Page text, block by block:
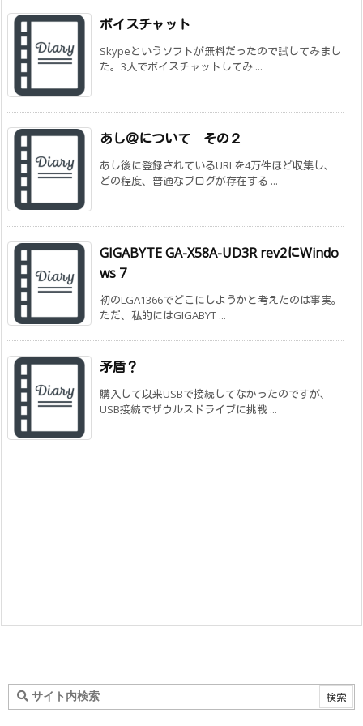
ボイスチャット
Skypeというソフトが無料だったので試してみまし
た。3人でボイスチャットしてみ ...
あし＠について その２
あし後に登録されているURLを4万件ほど収集し、
どの程度、普通なブログが存在する ...
GIGABYTE GA-X58A-UD3R rev2にWindo
ws 7
初のLGA1366でどこにしようかと考えたのは事実。
ただ、私的にはGIGABYT ...
矛盾？
購入して以来USBで接続してなかったのですが、
USB接続でザウルスドライブに挑戦 ...